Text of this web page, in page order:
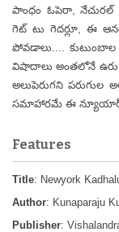
పాంధం ఓపెరా, నేచురల్
గెట్ టు గెదర్లూ, ఈ
పోవడాలు.... కుటుంబాల
విషాదాలు అంతలోనే ఉరు
అలుపెరుగని పరుగుల
సమాహారమే ఈ
Features
Title: Newyork
Author: Kunaparaju
Publisher: